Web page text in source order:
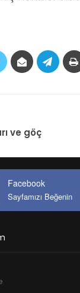
ve göç
Facebook
Sayfamızı Beğenin